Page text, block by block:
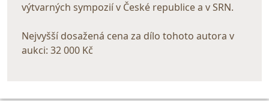
výtvarných sympozií v České republice a v SRN.
Nejvyšší dosažená cena za dílo tohoto autora v
aukci: 32 000 Kč